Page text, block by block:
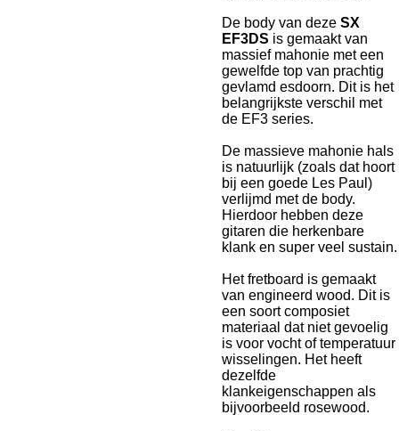
De body van deze SX
EF3DS is gemaakt van
massief mahonie met een
gewelfde top van prachtig
gevlamd esdoorn. Dit is het
belangrijkste verschil met
de EF3 series.
De massieve mahonie hals
is natuurlijk (zoals dat hoort
bij een goede Les Paul)
verlijmd met de body.
Hierdoor hebben deze
gitaren die herkenbare
klank en super veel sustain.
Het fretboard is gemaakt
van engineerd wood. Dit is
een soort composiet
materiaal dat niet gevoelig
is voor vocht of temperatuur
wisselingen. Het heeft
dezelfde
klankeigenschappen als
bijvoorbeeld rosewood.